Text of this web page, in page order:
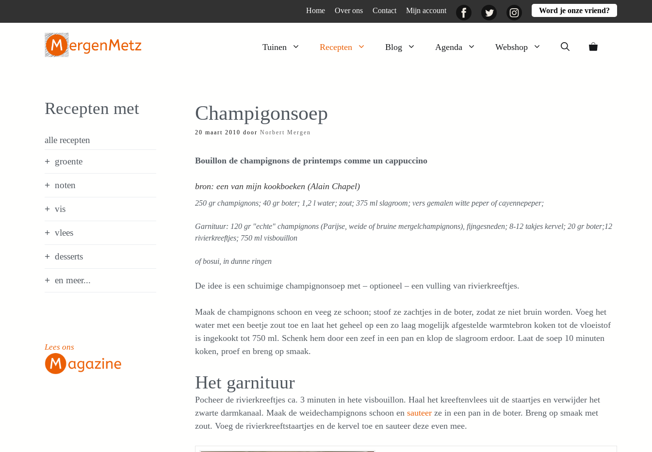
Home Over ons Contact Mijn account FacebookTwitter InstagramWord je onze vriend?
Tuinen Recepten Blog Agenda Webshop
Kruiden
Moestuin
Champigonsoep
20 maart 2010 door Norbert Mergen
Bouillon de champignons de printemps comme un cappuccino
bron: een van mijn kookboeken (Alain Chapel)
250 gr champignons; 40 gr boter; 1,2 l water; zout; 375 ml slagroom; vers gemalen witte peper of cayennepeper;
Garnituur: 120 gr "echte" champignons (Parijse, weide of bruine mergelchampignons), fijngesneden; 8-12 takjes kervel; 20 gr boter;12
rivierkreeftjes; 750 ml visbouillon
of bosui, in dunne ringen
De idee is een schuimige champignonsoep met – optioneel – een vulling van rivierkreeftjes.
Maak de champignons schoon en veeg ze schoon; stoof ze zachtjes in de boter, zodat ze niet bruin worden. Voeg het
water met een beetje zout toe en laat het geheel op een zo laag mogelijk afgestelde warmtebron koken tot de vloeistof
is ingekookt tot 750 ml. Schenk hem door een zeef in een pan en klop de slagroom erdoor. Laat de soep 10 minuten
koken, proef en breng op smaak.
Het garnituur
Pocheer de rivierkreeftjes ca. 3 minuten in hete visbouillon. Haal het kreeftenvlees uit de staartjes en verwijder het
zwarte darmkanaal. Maak de weidechampignons schoon en sauteer ze in een pan in de boter. Breng op smaak met
zout. Voeg de rivierkreeftstaartjes en de kervel toe en sauteer deze even mee.
Recepten met
alle recepten
groente
noten
vis
vlees
desserts
en meer...
Lees ons